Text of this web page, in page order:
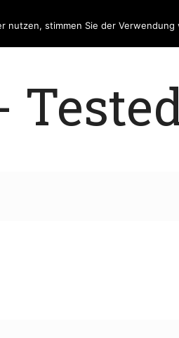
nutzen, stimmen Sie der Verwendung